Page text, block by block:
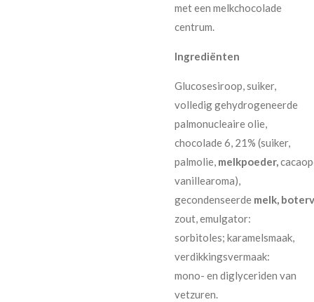
met een melkchocolade
centrum.
Ingrediënten
Glucosesiroop, suiker,
volledig gehydrogeneerde
palmonucleaire olie,
chocolade 6, 21% (suiker,
palmolie, melkpoeder,
vanillearoma),
gecondenseerde melk,
zout, emulgator:
sorbitoles; karamelsmaak,
verdikkingsvermaak:
mono- en diglyceriden van
vetzuren.